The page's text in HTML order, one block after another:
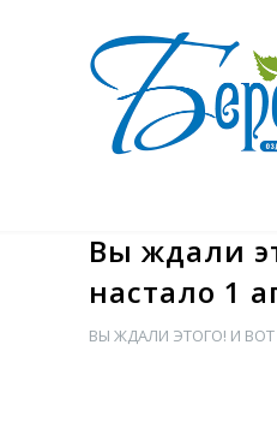
Вы ждали
настало 1
ВЫ ЖДАЛИ ЭТОГО! И ВОТ